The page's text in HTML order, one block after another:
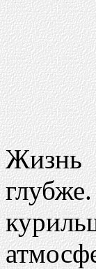
Жизнь